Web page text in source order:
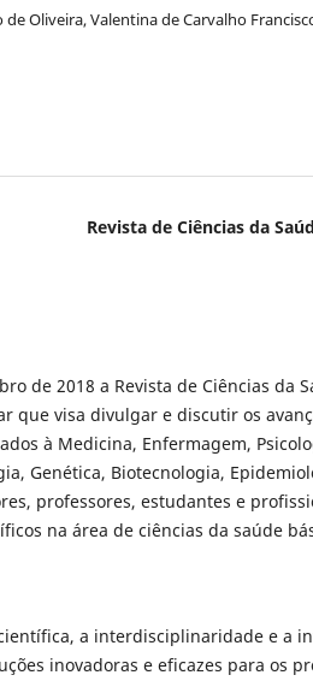
Oliveira, Valentina de Carvalho
da Saúde
de 2018 a Revista de Ciências da
visa divulgar e discutir os
à Medicina, Enfermagem,
Genética, Biotecnologia,
professores, estudantes e
na área de ciências da saúde
a interdisciplinaridade e a
inovadoras e eficazes para os